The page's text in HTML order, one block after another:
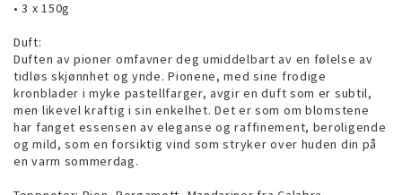
• 3 x 150g
Duft:
Duften av pioner omfavner deg umiddelbart av en følelse av
tidløs skjønnhet og ynde. Pionene, med sine frodige
kronblader i myke pastellfarger, avgir en duft som er subtil,
men likevel kraftig i sin enkelhet. Det er som om blomstene
har fanget essensen av eleganse og raffinement, beroligende
og mild, som en forsiktig vind som stryker over huden din på
en varm sommerdag.